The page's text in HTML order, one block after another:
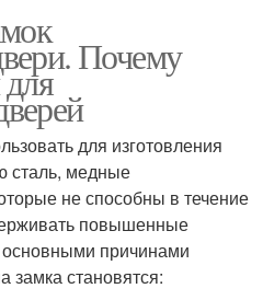
Почему
для изготовления
сталь, медные
не способны в течение
повышенные
причинами
замка становятся: